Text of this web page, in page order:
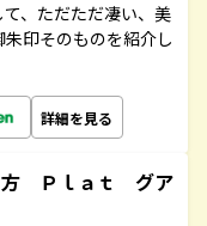
、ただただ凄い、美
印そのものを紹介し
詳細を見る
方 Ｐｌａｔ グア